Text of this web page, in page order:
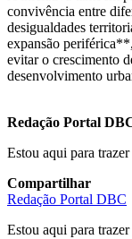
convivência entre
desigualdades
expansão
evitar o crescimento
desenvolvimento
Redação Portal
Estou aqui para
Compartilhar
Redação Portal DBC
Estou aqui para